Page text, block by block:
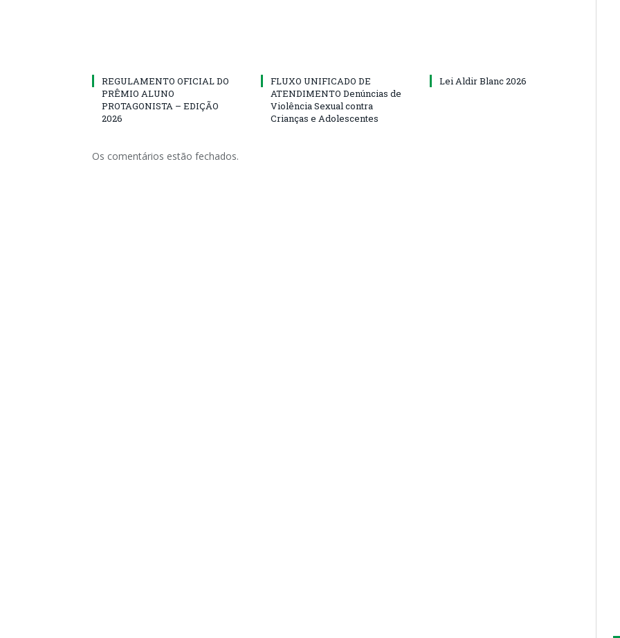
REGULAMENTO OFICIAL DO
PRÊMIO ALUNO
PROTAGONISTA – EDIÇÃO
2026
FLUXO UNIFICADO DE
ATENDIMENTO Denúncias de
Violência Sexual contra
Crianças e Adolescentes
Lei Aldir Blanc 2026
Os comentários estão fechados.